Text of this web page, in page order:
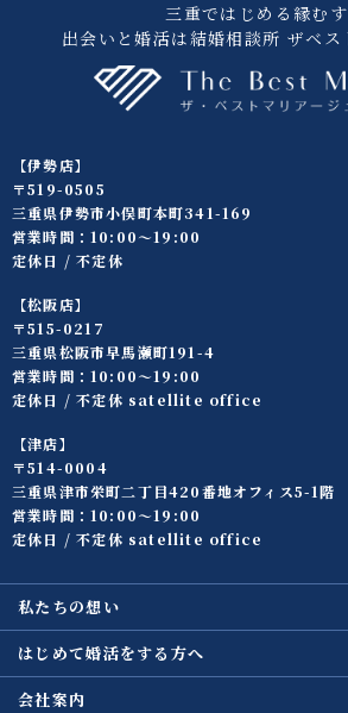
三重ではじめる縁む
出会いと婚活は結婚相談所 ザベス
【伊勢店】
〒519-0505
三重県伊勢市小俣町本町341-169
営業時間：10:00〜19:00
定休日 / 不定休
【松阪店】
〒515-0217
三重県松阪市早馬瀬町191-4
営業時間：10:00〜19:00
定休日 / 不定休 satellite office
【津店】
〒514-0004
三重県津市栄町二丁目420番地オフィス5-1階
営業時間：10:00〜19:00
定休日 / 不定休 satellite office
私たちの想い
はじめて婚活をする方へ
会社案内